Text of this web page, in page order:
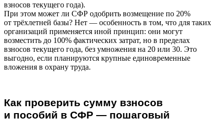
взносов текущего года).
При этом может ли СФР одобрить возмещение по 20%
от трёхлетней базы? Нет — особенность в том, что для таких
организаций применяется иной принцип: они могут
возместить до 100% фактических затрат, но в пределах
взносов текущего года, без умножения на 20 или 30. Это
выгодно, если планируются крупные единовременные
вложения в охрану труда.
Как проверить сумму взносов
и пособий в СФР — пошаговый